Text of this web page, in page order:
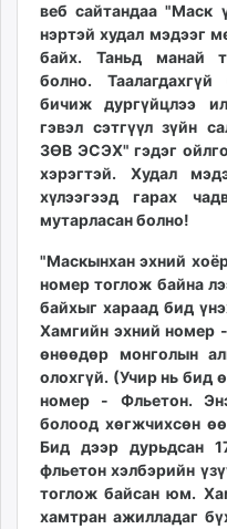
веб сайтандаа "Маск
нэртэй худал мэдээг
байх. Таньд манай
болно.
бичиж дургүйцлээ
гэвэл сэтгүүл зүйн
ЗӨВ ЭСЭХ" гэдэг
хэрэгтэй. Худал
хүлээгээд гарах
мутарласан болно!
"Маскынхан эхний
номер тоглож байна
байхыг хараад бид
Хамгийн эхний номер
өнөөдөр монголын
олохгүй. (Учир нь бид
номер - Фльетон.
болоод хөгжчихсөн
Бид дээр дурьдсан
фльетон хэлбэрийн
тоглож байсан юм.
хамтран ажилладаг